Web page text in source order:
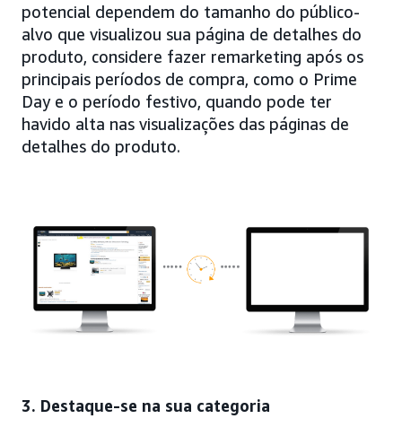
potencial dependem do tamanho do público-
alvo que visualizou sua página de detalhes do
produto, considere fazer remarketing após os
principais períodos de compra, como o Prime
Day e o período festivo, quando pode ter
havido alta nas visualizações das páginas de
detalhes do produto.
3. Destaque-se na sua categoria